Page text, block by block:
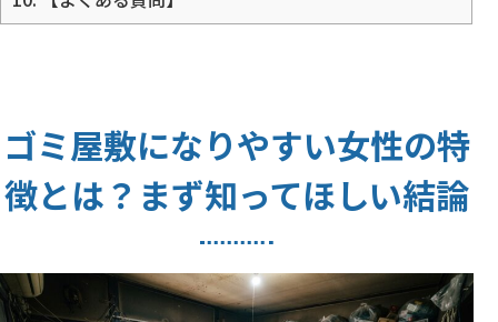
ゴミ屋敷になりやすい女性の特
徴とは？まず知ってほしい結論